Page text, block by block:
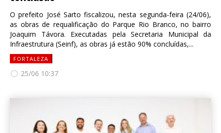
O prefeito José Sarto fiscalizou, nesta segunda-feira (24/06),
as obras de requalificação do Parque Rio Branco, no bairro
Joaquim Távora. Executadas pela Secretaria Municipal da
Infraestrutura (Seinf), as obras já estão 90% concluídas,...
FORTALEZA
25/06 10:37